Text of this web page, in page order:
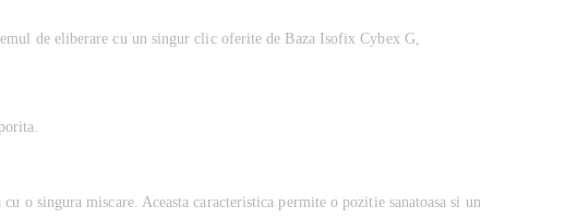
de eliberare cu un singur clic oferite de Baza Isofix Cybex G,
singura miscare. Aceasta caracteristica permite o pozitie sanatoasa si un